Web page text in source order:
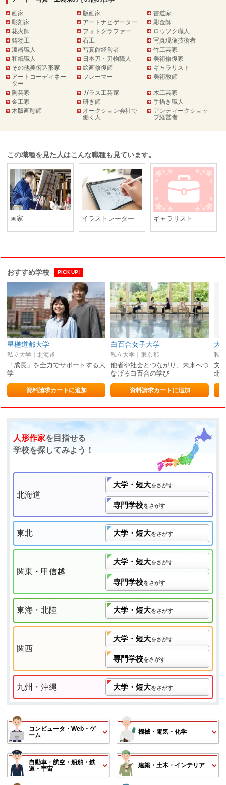
画家
版画家
書道家
彫刻家
アートナビゲーター
彫金師
花火師
フォトグラファー
ロウソク職人
鋳物工
石工
写真現像技術者
漆器職人
写真館経営者
竹工芸家
和紙職人
日本刀・刃物職人
美術修復家
その他美術造形家
絵画修復師
ギャラリスト
アートコーディネー
ター
フレーマー 美術教師
陶芸家 ガラス工芸家
木工芸家
金工家
研ぎ師
手描き職人
木版画彫師
オークション会社で
働く人
アンティークショッ
プ経営者
この職種を見た人はこんな職種も見ています。
画家 イラストレーター ギャラリスト
おすすめ学校 PICK UP!
星槎道都大学
私立大学｜北海道
「成長」を全力でサポートする大
学
資料請求カートに追加
白百合女子大学
私立大学｜東京都
他者や社会とつながり、未来へつ
なげる白百合の学び
資料請求カートに追加
大
私
文
北
人形作家を目指せる
学校を探してみよう！
北海道
大学・短大をさがす
専門学校をさがす
東北 大学・短大をさがす
関東・甲信越
大学・短大をさがす
専門学校をさがす
東海・北陸 大学・短大をさがす
関西
大学・短大をさがす
専門学校をさがす
九州・沖縄 大学・短大をさがす
コンピュータ・Web・ゲ
ーム
機械・電気・化学
自動車・航空・船舶・鉄
道・宇宙
建築・土木・インテリア